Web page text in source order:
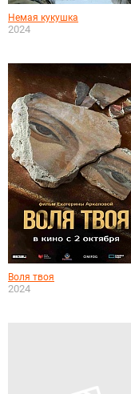
Немая кукушка
2024
Воля твоя
2024